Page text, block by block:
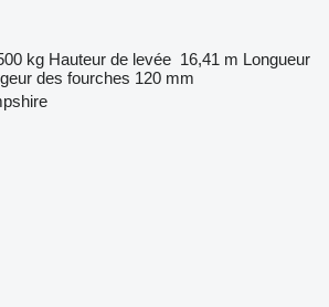
kg Hauteur de levée 16,41 m Longueur
des fourches 120 mm